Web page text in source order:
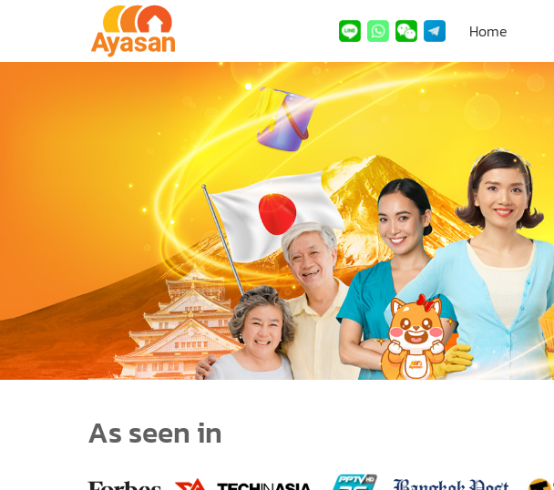
Home
As seen in